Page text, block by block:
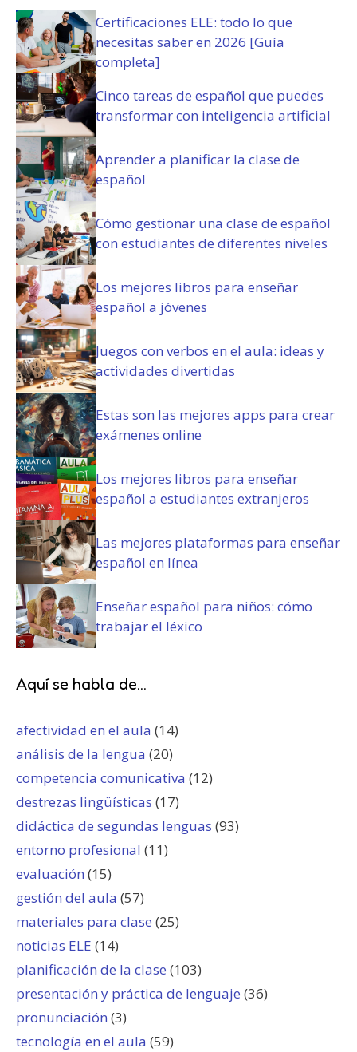
)
i
o
n
e
s
(
O
b
l
i
g
a
t
o
r
i
o
)
Certificaciones ELE: todo lo que
necesitas saber en 2026 [Guía
completa]
Cinco tareas de español que puedes
transformar con inteligencia artificial
Aprender a planificar la clase de
español
Cómo gestionar una clase de español
con estudiantes de diferentes niveles
Los mejores libros para enseñar
español a jóvenes
Juegos con verbos en el aula: ideas y
actividades divertidas
Estas son las mejores apps para crear
exámenes online
Los mejores libros para enseñar
español a estudiantes extranjeros
Las mejores plataformas para enseñar
español en línea
Enseñar español para niños: cómo
trabajar el léxico
Aquí se habla de...
afectividad en el aula (14)
análisis de la lengua (20)
competencia comunicativa (12)
destrezas lingüísticas (17)
didáctica de segundas lenguas (93)
entorno profesional (11)
evaluación (15)
gestión del aula (57)
materiales para clase (25)
noticias ELE (14)
planificación de la clase (103)
presentación y práctica de lenguaje (36)
pronunciación (3)
tecnología en el aula (59)